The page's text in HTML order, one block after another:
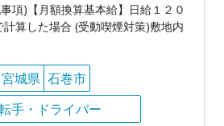
項)【月額換算基本給】日給１２０
計算した場合 (受動喫煙対策)敷地内
宮城県 石巻市
手・ドライバー